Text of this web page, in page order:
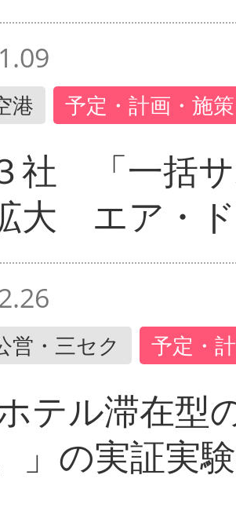
港 予定・計画・施策
社 「一括
大 エア・
営・三セク 予定・
テル滞在型
」の実証実